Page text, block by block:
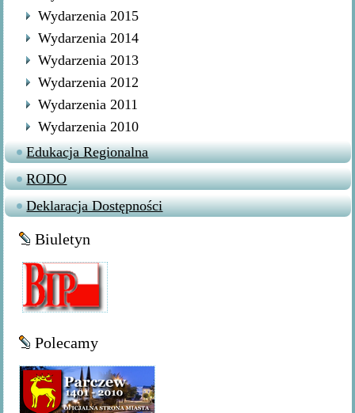
Wydarzenia 2015
Wydarzenia 2014
Wydarzenia 2013
Wydarzenia 2012
Wydarzenia 2011
Wydarzenia 2010
Edukacja Regionalna
RODO
Deklaracja Dostępności
Biuletyn
Polecamy